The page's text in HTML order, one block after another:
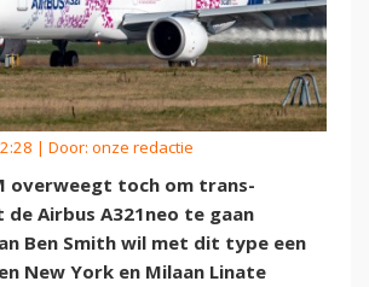
| Door: onze redactie
overweegt toch om trans-
Airbus A321neo te gaan
Ben Smith wil met dit type een
New York en Milaan Linate